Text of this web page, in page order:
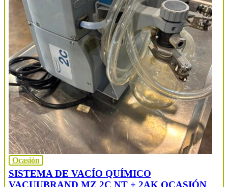
Ocasión
SISTEMA DE VACÍO QUÍMICO
VACUUBRAND MZ 2C NT + 2AK OCASIÓN